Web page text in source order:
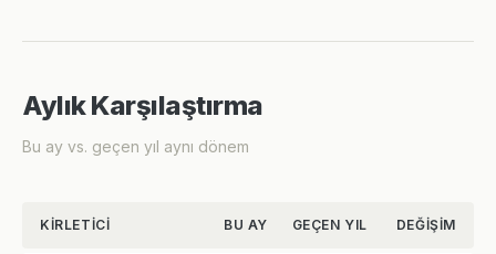
Aylık Karşılaştırma
Bu ay vs. geçen yıl aynı dönem
KIRLETICI BU AY GEÇEN YIL DEĞIŞIM